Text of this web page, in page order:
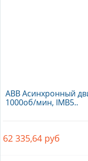
ABB Асинхронный
1000об/мин, IMB5..
62 335,64 руб